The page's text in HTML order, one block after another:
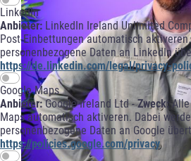
LinkedIn
Anbieter: LinkedIn Ireland Unlimited
Post-Einbettungen automatisch
personenbezogene Daten an LinkedIn
https://de.linkedin.com/legal/privacy-
Google Maps
Anbieter:Google Ireland Ltd -Zweck:Alle
Maps automatisch aktiveren. Dabei
personenbezogene Daten an Google
https://policies.google.com/privacy